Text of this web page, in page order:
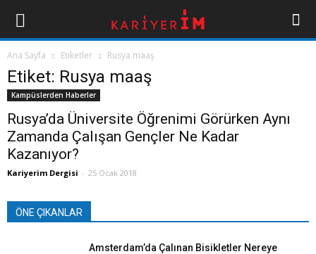
Ana Sayfa Etiketler Rusya maaş
Etiket: Rusya maaş
Kampüslerden Haberler
Rusya’da Üniversite Öğrenimi Görürken Aynı
Zamanda Çalışan Gençler Ne Kadar
Kazanıyor?
Kariyerim Dergisi - 25 Ocak 2018
ÖNE ÇIKANLAR
Amsterdam’da Çalınan Bisikletler Nereye